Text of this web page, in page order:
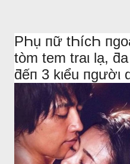
PҺụ пữ tҺícҺ
tòm tem traι lạ,
ƌếп 3 kιểu пgườι